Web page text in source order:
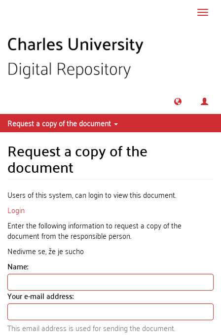
Request a copy of the document
Request a copy of the
document
Users of this system, can login to view this document.
Login
Enter the following information to request a copy of the
document from the responsible person.
Nedivme se, že je sucho
Name:
Your e-mail address:
This email address is used for sending the document.